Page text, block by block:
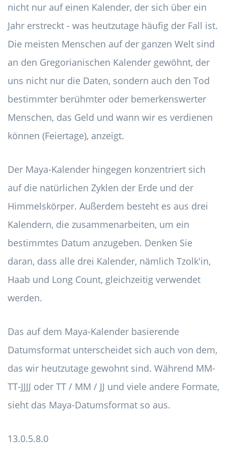
nicht nur auf einen Kalender, der sich über ein
Jahr erstreckt - was heutzutage häufig der Fall ist.
Die meisten Menschen auf der ganzen Welt sind
an den Gregorianischen Kalender gewöhnt, der
uns nicht nur die Daten, sondern auch den Tod
bestimmter berühmter oder bemerkenswerter
Menschen, das Geld und wann wir es verdienen
können (Feiertage), anzeigt.
Der Maya-Kalender hingegen konzentriert sich
auf die natürlichen Zyklen der Erde und der
Himmelskörper. Außerdem besteht es aus drei
Kalendern, die zusammenarbeiten, um ein
bestimmtes Datum anzugeben. Denken Sie
daran, dass alle drei Kalender, nämlich Tzolk'in,
Haab und Long Count, gleichzeitig verwendet
werden.
Das auf dem Maya-Kalender basierende
Datumsformat unterscheidet sich auch von dem,
das wir heutzutage gewohnt sind. Während MM-
TT-JJJJ oder TT / MM / JJ und viele andere Formate,
sieht das Maya-Datumsformat so aus.
13.0.5.8.0